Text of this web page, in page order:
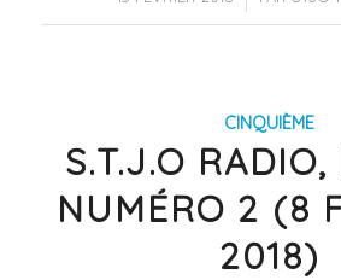
CINQUIÈME
S.T.J.O RADIO,
NUMÉRO 2 (8
2018)